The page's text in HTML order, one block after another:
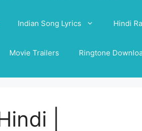
Indian Song Lyrics Hindi
Movie Trailers Ringtone
|